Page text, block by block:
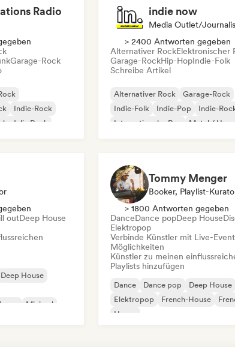
Radio
Garage-Rock
Indie-Rock
Rock
indie now
Media Outlet/
> 2400 Antworten gegeben
Alternativer RockElektronischer
Garage-RockHip-HopIndie-Folk
Schreibe Artikel
Alternativer Rock
Garage-Rock
Indie-Folk
Indie-Pop
Indie-
Internationaler Rap
Metal /
outDeep House
Deep House
Minimal
Tommy Menger
Booker, Playlist-
> 1800 Antworten gegeben
DanceDance popDeep House
Elektropop
Verbinde Künstler mit Live-
Möglichkeiten
Künstler zu meinen
Playlists hinzufügen
Dance Dance pop Deep House
Elektropop
French-House
House